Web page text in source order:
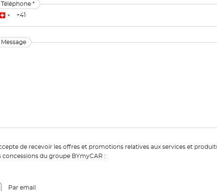
Téléphone *
Message
de recevoir les offres et promotions relatives aux services et
concessions du groupe BYmyCAR :
Par email